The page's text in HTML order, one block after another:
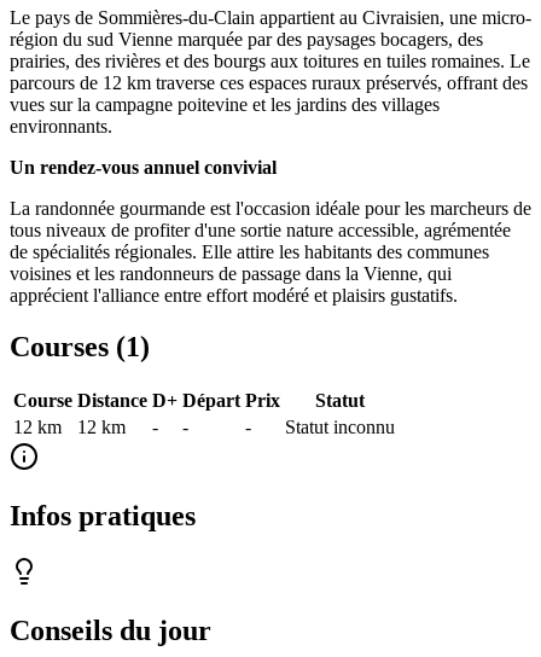
Le pays de Sommières-du-Clain appartient au Civraisien, une micro-
région du sud Vienne marquée par des paysages bocagers, des
prairies, des rivières et des bourgs aux toitures en tuiles romaines. Le
parcours de 12 km traverse ces espaces ruraux préservés, offrant des
vues sur la campagne poitevine et les jardins des villages
environnants.
Un rendez-vous annuel convivial
La randonnée gourmande est l'occasion idéale pour les marcheurs de
tous niveaux de profiter d'une sortie nature accessible, agrémentée
de spécialités régionales. Elle attire les habitants des communes
voisines et les randonneurs de passage dans la Vienne, qui
apprécient l'alliance entre effort modéré et plaisirs gustatifs.
Courses (1)
Course Distance D+ Départ Prix
Statut
12 km
12 km - - - Statut inconnu
Infos pratiques
Conseils du jour